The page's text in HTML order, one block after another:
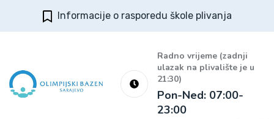
Informacije o rasporedu škole plivanja
Radno vrijeme (zadnji
ulazak na plivalište je u
21:30)
Pon-Ned: 07:00-
23:00